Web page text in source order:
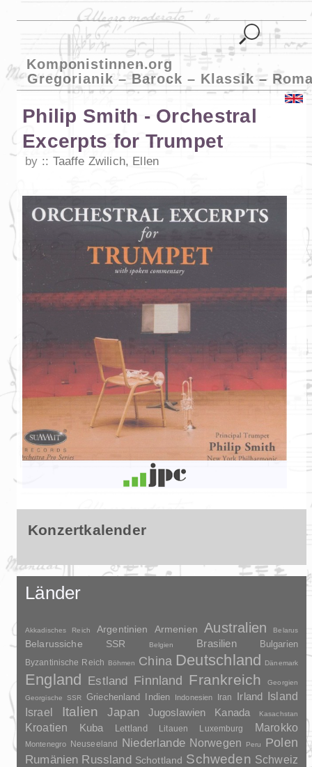
Komponistinnen.org
Gregorianik – Barock – Klassik –
Philip Smith - Orchestral
Excerpts for Trumpet
by Taaffe Zwilich, Ellen
Konzertkalender
Länder
Akkadisches Reich Argentinien Armenien Australien Belarus
Belarussiche SSR Belgien Brasilien Bulgarien
Byzantinische Reich Böhmen China Deutschland Dänemark
England Estland Finnland Frankreich
Georgien
Georgische SSR
Griechenland Indien Indonesien Iran Irland
Island
Israel
Italien Japan Jugoslawien Kanada Kasachstan
Kroatien Kuba Lettland Litauen Luxemburg Marokko
Montenegro Neuseeland Niederlande Norwegen Peru
Polen
Rumänien Russland Schottland Schweden Schweiz